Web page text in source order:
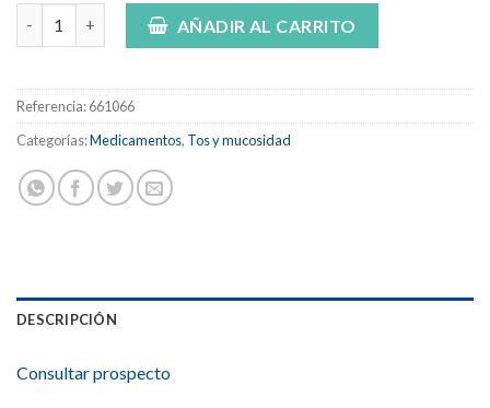
FLUIMUCIL PEDIATRICO 20 mg/ml SOLUCION ORAL , 1 frasco
AÑADIR AL CARRITO
Referencia:661066
Categorías:Medicamentos, Tos y mucosidad
DESCRIPCIÓN
Consultar prospecto